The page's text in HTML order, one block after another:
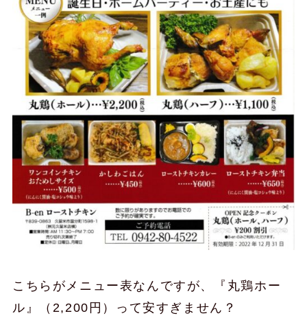
こちらがメニュー表なんですが、『丸鶏ホー
ル』（2,200円）って安すぎません？